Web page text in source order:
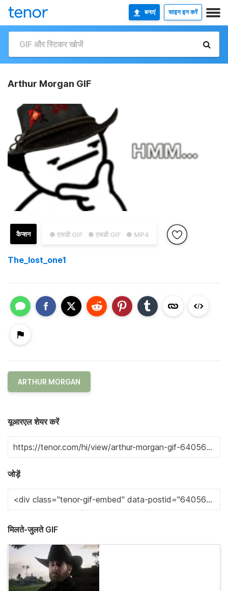
बनाएं साइन इन करें
Arthur Morgan GIF
● एसडी GIF ● एचडी GIF ● MP4
कैप्शन
The_lost_one1
ARTHUR MORGAN
यूआरएल शेयर करें
जोड़ें
मिलते-जुलते GIF